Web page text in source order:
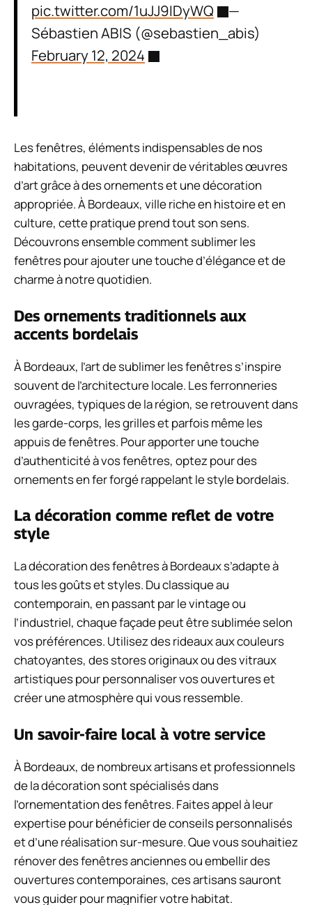
pic.twitter.com/1uJJ9IDyWQ
—
Sébastien ABIS (@sebastien_abis)
February 12, 2024
Les fenêtres, éléments indispensables de nos
habitations, peuvent devenir de véritables œuvres
d’art grâce à des ornements et une décoration
appropriée. À Bordeaux, ville riche en histoire et en
culture, cette pratique prend tout son sens.
Découvrons ensemble comment sublimer les
fenêtres pour ajouter une touche d’élégance et de
charme à notre quotidien.
Des ornements traditionnels aux
accents bordelais
À Bordeaux, l’art de sublimer les fenêtres s’inspire
souvent de l’architecture locale. Les ferronneries
ouvragées, typiques de la région, se retrouvent dans
les garde-corps, les grilles et parfois même les
appuis de fenêtres. Pour apporter une touche
d’authenticité à vos fenêtres, optez pour des
ornements en fer forgé rappelant le style bordelais.
La décoration comme reflet de votre
style
La décoration des fenêtres à Bordeaux s’adapte à
tous les goûts et styles. Du classique au
contemporain, en passant par le vintage ou
l’industriel, chaque façade peut être sublimée selon
vos préférences. Utilisez des rideaux aux couleurs
chatoyantes, des stores originaux ou des vitraux
artistiques pour personnaliser vos ouvertures et
créer une atmosphère qui vous ressemble.
Un savoir-faire local à votre service
À Bordeaux, de nombreux artisans et professionnels
de la décoration sont spécialisés dans
l’ornementation des fenêtres. Faites appel à leur
expertise pour bénéficier de conseils personnalisés
et d’une réalisation sur-mesure. Que vous souhaitiez
rénover des fenêtres anciennes ou embellir des
ouvertures contemporaines, ces artisans sauront
vous guider pour magnifier votre habitat.